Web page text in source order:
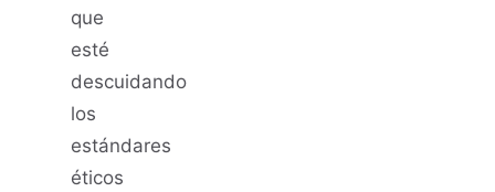
que
esté
descuidando
los
estándares
éticos